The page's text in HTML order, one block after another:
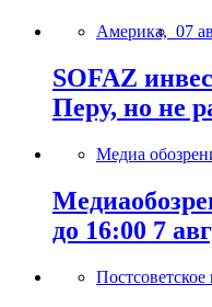
Америка, 07
SOFAZ
Перу, но не
Медиа
до 16:00 7
Постсоветское